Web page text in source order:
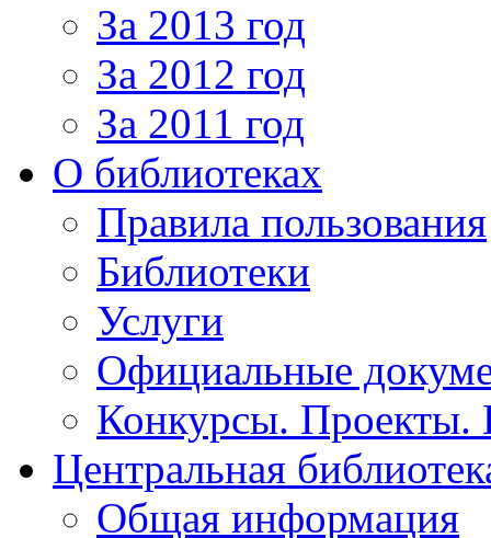
За 2013 год
За 2012 год
За 2011 год
О библиотеках
Правила пользования
Библиотеки
Услуги
Официальные
Конкурсы.
Центральная
Общая информация